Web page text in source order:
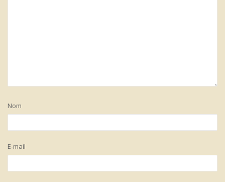
Nom
E-mail